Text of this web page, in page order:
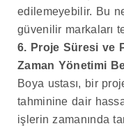
edilemeyebilir. Bu
güvenilir markaları
6. Proje Süresi ve
Zaman Yönetimi
Boya ustası, bir
tahminine dair
işlerin zamanında